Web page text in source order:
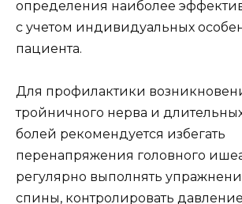
определения наиболее
с учетом индивидуальных
пациента.
Для профилактики
тройничного нерва и
болей рекомендуется избегать
перенапряжения головного
регулярно выполнять
спины, контролировать